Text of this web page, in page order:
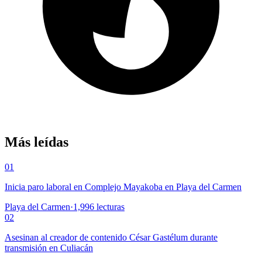
Más leídas
01
Inicia paro laboral en Complejo Mayakoba en Playa del Carmen
Playa del Carmen·1,996 lecturas
02
Asesinan al creador de contenido César Gastélum durante
transmisión en Culiacán